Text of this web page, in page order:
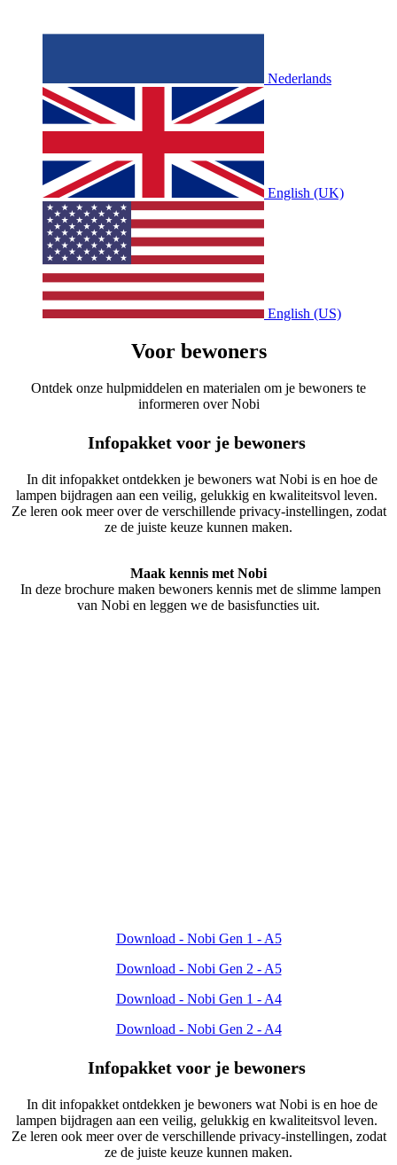
Nederlands
English (UK)
English (US)
Voor bewoners
Ontdek onze hulpmiddelen en materialen om je bewoners te
informeren over Nobi
Infopakket voor je bewoners​
In dit infopakket ontdekken je bewoners wat Nobi is en hoe de
lampen bijdragen aan een veilig, gelukkig en kwaliteitsvol leven.
Ze leren ook meer over de verschillende privacy-instellingen, zodat
ze de juiste keuze kunnen maken.
Maak kennis met Nobi
In deze brochure maken bewoners kennis met de slimme lampen
van Nobi en leggen we de basisfuncties uit.
Download - Nobi Gen 1 - A5
Download - Nobi Gen 2 - A5
Download - Nobi Gen 1 - A4
Download - Nobi Gen 2 - A4
Infopakket voor je bewoners​
In dit infopakket ontdekken je bewoners wat Nobi is en hoe de
lampen bijdragen aan een veilig, gelukkig en kwaliteitsvol leven.
Ze leren ook meer over de verschillende privacy-instellingen, zodat
ze de juiste keuze kunnen maken.